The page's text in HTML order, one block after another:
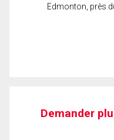
Edmonton, près
Demander